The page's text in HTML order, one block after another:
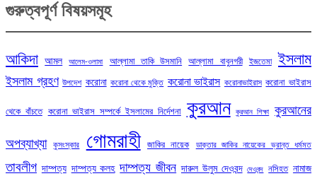
গুরুত্বপূর্ণ বিষয়সমূহ
আকিদা আমল আলেম-ওলামা আল্লামা তাকি উসমানি আল্লামা বাবুনগরী ইজতেমা ইসলাম
ইসলাম গ্রহণ উপদেশ করোনা করোনা থেকে মুক্তি করোনা ভাইরাস করোনাভাইরাস করোনা ভাইরাস
থেকে বাঁচতে করোনা ভাইরাস সম্পর্কে ইসলামের নির্দেশনা কুরআন কুরআন শিক্ষা কুরআনের
অপব্যাখ্যা কুসংস্কার গোমরাহী জাকির নায়েক ডাক্তার জাকির নায়েকের ভ্রান্ত ধর্মমত
তাবলীগ দাম্পত্য দাম্পত্য কলহ দাম্পত্য জীবন দারুল উলুম দেওবন্দ দেওবন্দ নসিহত নামাজ